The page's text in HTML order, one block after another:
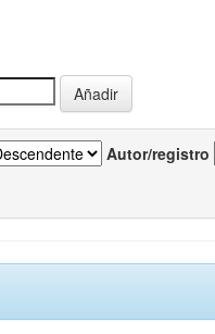
Autor/registro